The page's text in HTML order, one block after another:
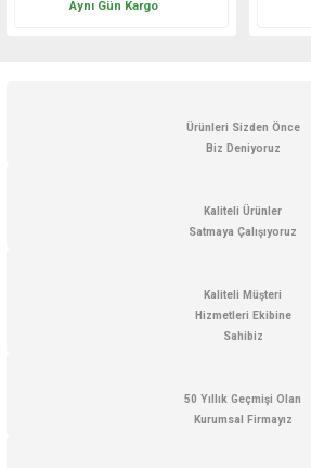
Aynı Gün Kargo
Ürünleri Sizden Önce
Biz Deniyoruz
Kaliteli Ürünler
Satmaya Çalışıyoruz
Kaliteli Müşteri
Hizmetleri Ekibine
Sahibiz
50 Yıllık Geçmişi Olan
Kurumsal Firmayız